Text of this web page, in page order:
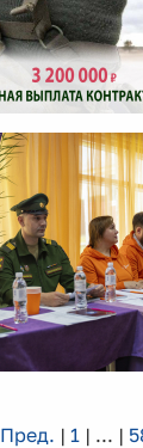
Пред. | 1 | ... |